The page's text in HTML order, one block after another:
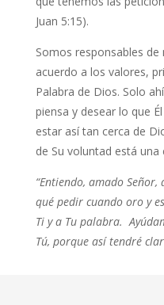
Juan 5:15).
Somos responsables
acuerdo a los valores,
Palabra de Dios. Solo
piensa y desear lo que
estar así tan cerca de
de Su voluntad está una
“Entiendo, amado
qué pedir cuando oro y
Ti y a Tu palabra.
Tú, porque así tendré